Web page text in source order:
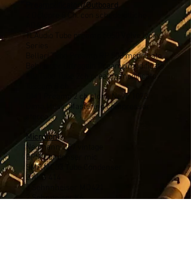
Preamplificatori/Outboard
2 Octopre 8 Ch. con schede ottiche
ADAT
TLAudio Tube preamp 5050 Valve Ivory
Bellari Tube Preamp RP 503 modificato
Behringer Ultragain Preamp modificato
Blu Tube Tube 2ch preamp modificato
DM1 Preamp 2 ch clone Neve 1073
Dima Music Mastering compressor
stereo
Microfoni
Neumann U87 vintage
BPM Condenser mic
SMP MC03 Tube Condenser
2 AKG 414
3 Sehnnheiser MD421
2 Sehnneiser K6